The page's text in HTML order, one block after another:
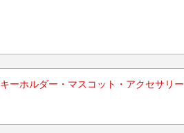
キーホルダー・マスコット・アクセサリー